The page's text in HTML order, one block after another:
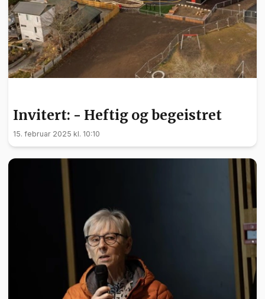
Invitert: - Heftig og begeistret
15. februar 2025 kl. 10:10